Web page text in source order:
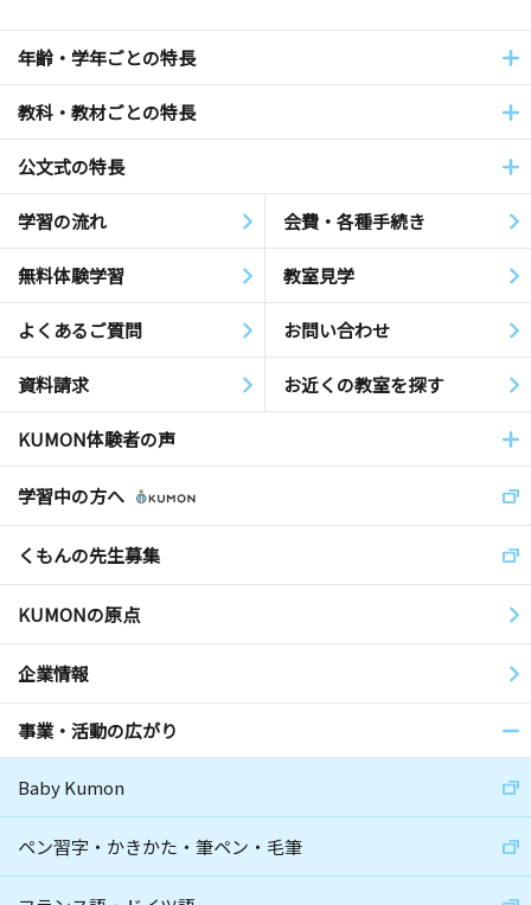
年齢・学年ごとの特長
教科・教材ごとの特長
公文式の特長
学習の流れ 会費・各種手続き
無料体験学習 教室見学
よくあるご質問 お問い合わせ
資料請求 お近くの教室を探す
KUMON体験者の声
学習中の方へ
くもんの先生募集
KUMONの原点
企業情報
事業・活動の広がり
Baby Kumon
ペン習字・かきかた・筆ペン・毛筆